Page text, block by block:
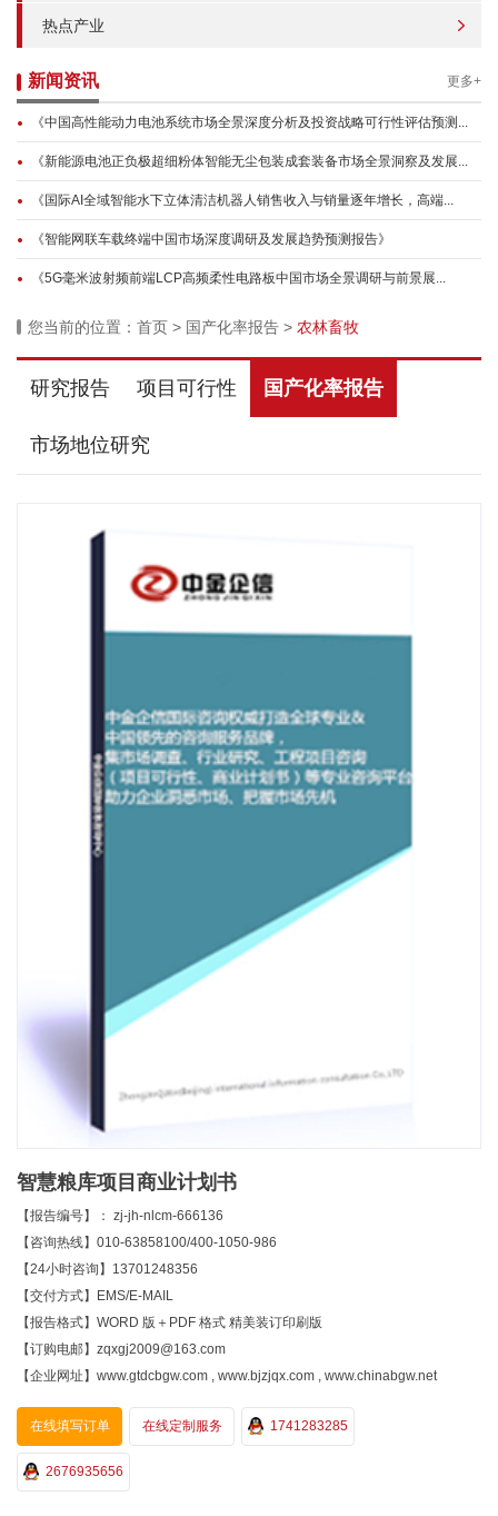
热点产业
新闻资讯 更多+
《中国高性能动力电池系统市场全景深度分析及投资战略可行性评估预测...
《新能源电池正负极超细粉体智能无尘包装成套装备市场全景洞察及发展...
《国际AI全域智能水下立体清洁机器人销售收入与销量逐年增长，高端...
《智能网联车载终端中国市场深度调研及发展趋势预测报告》
《5G毫米波射频前端LCP高频柔性电路板中国市场全景调研与前景展...
您当前的位置： 首页 > 国产化率报告 > 农林畜牧
研究报告 项目可行性 国产化率报告
市场地位研究
智慧粮库项目商业计划书
【报告编号】： zj-jh-nlcm-666136
【咨询热线】010-63858100/400-1050-986
【24小时咨询】13701248356
【交付方式】EMS/E-MAIL
【报告格式】WORD 版＋PDF 格式 精美装订印刷版
【订购电邮】zqxgj2009@163.com
【企业网址】www.gtdcbgw.com , www.bjzjqx.com , www.chinabgw.net
在线填写订单 在线定制服务 1741283285
2676935656